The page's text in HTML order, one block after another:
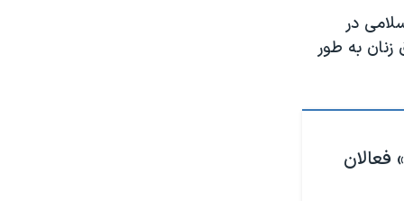
در
به طور
فعالان